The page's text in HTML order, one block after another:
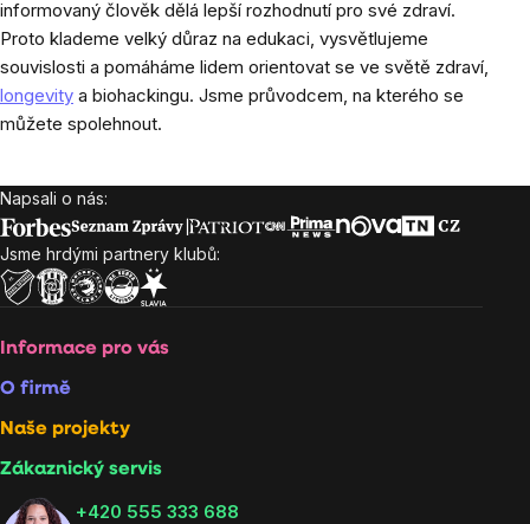
informovaný člověk dělá lepší rozhodnutí pro své zdraví.
Proto klademe velký důraz na edukaci, vysvětlujeme
souvislosti a pomáháme lidem orientovat se ve světě zdraví,
longevity a biohackingu. Jsme průvodcem, na kterého se
můžete spolehnout.
Zápatí
Napsali o nás:
Jsme hrdými partnery klubů:
Informace pro vás
O firmě
Naše projekty
Zákaznický servis
‭+420 555 333 688